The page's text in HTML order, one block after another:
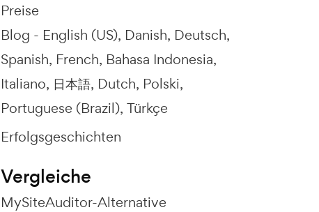
Preise
Blog - English (US) Danish Deutsch
Spanish French Bahasa Indonesia
Italiano 日本語 Dutch Polski
Portuguese (Brazil) Türkçe
Erfolgsgeschichten
Vergleiche
MySiteAuditor-Alternative